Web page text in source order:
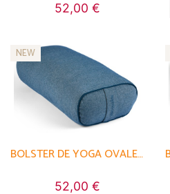
52,00 €
NEW
BOLSTER DE YOGA OVALE EN CHAMBRAY DE COTON BIOLOGIQUE - ÉPEAUTRE
52,00 €